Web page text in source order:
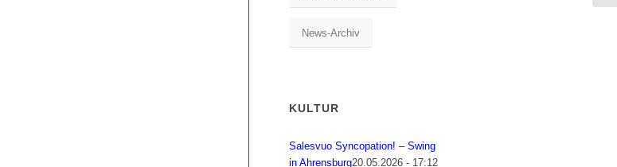
News-Archiv
KULTUR
Salesvuo Syncopation! – Swing
in Ahrensburg20.05.2026 - 17:12